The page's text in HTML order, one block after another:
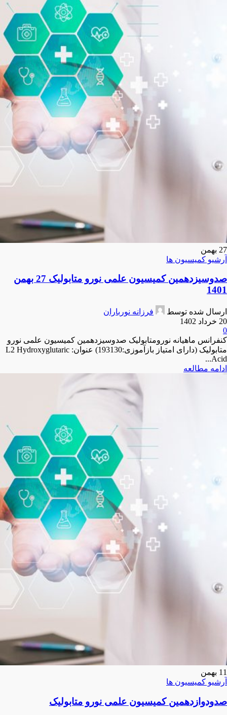
27 بهمن
آرشیو کمیسیون ها
صدوسیزدهمین کمیسیون علمی نورو متابولیک 27 بهمن
1401
ارسال شده توسط
فرزانه نورباران
20 خرداد 1402
0
کنفرانس ماهیانه نورومتابولیک صدوسیزدهمین کمیسیون علمی نورو
متابولیک (دارای امتیاز بازآموزی:193130) عنوان: L2 Hydroxyglutaric
Acid...
ادامه مطالعه
11 بهمن
آرشیو کمیسیون ها
صدودوازدهمین کمیسیون علمی نورو متابولیک